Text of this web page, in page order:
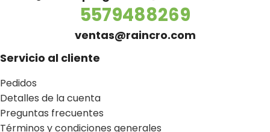
5579488269
ventas@raincro.com
Servicio al cliente
Pedidos
Detalles de la cuenta
Preguntas frecuentes
Términos y condiciones generales